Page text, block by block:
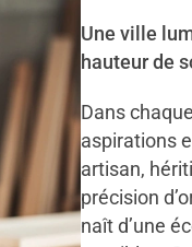
Une ville
hauteur de
Dans
aspirations
artisan,
précision
naît d’une